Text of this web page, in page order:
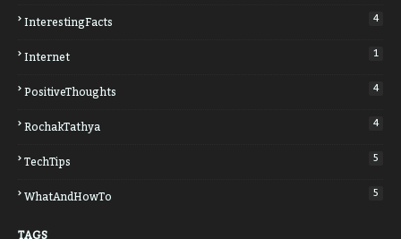
InterestingFacts 4
Internet 1
PositiveThoughts 4
RochakTathya 4
TechTips 5
WhatAndHowTo 5